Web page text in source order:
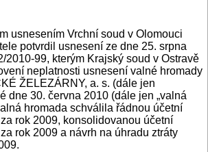
usnesením Vrchní soud v Olomouci
potvrdil usnesení ze dne 25. srpna
2010-99, kterým Krajský soud v Ostravě
neplatnosti usnesení valné hromady
ŽELEZÁRNY, a. s. (dále jen
dne 30. června 2010 (dále jen „valná
hromada schválila řádnou účetní
rok 2009, konsolidovanou účetní
rok 2009 a návrh na úhradu ztráty